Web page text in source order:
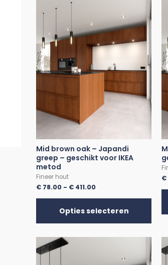
Mid brown oak – Japandi
greep – geschikt voor IKEA
metod
Fineer hout
€ 78.00 - € 411.00
Opties selecteren
€